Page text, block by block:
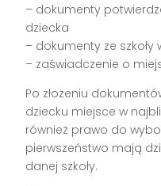
– dokumenty
dziecka
– dokumenty ze
– zaświadczenie o
Po złożeniu
dziecku miejsce w
również prawo do
pierwszeństwo mają
danej szkoły.